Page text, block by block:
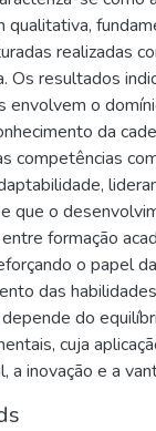
qualitativa,
realizadas
Os resultados
envolvem o
da
competências
que o
formação
o papel
das
do
cuja
a inovação e a